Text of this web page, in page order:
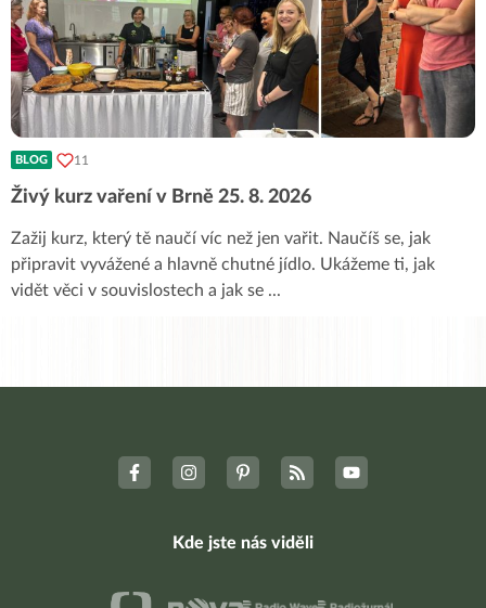
BLOG 11
Živý kurz vaření v Brně 25. 8. 2026
Zažij kurz, který tě naučí víc než jen vařit. Naučíš se, jak
připravit vyvážené a hlavně chutné jídlo. Ukážeme ti, jak
vidět věci v souvislostech a jak se ...
Kde jste nás viděli